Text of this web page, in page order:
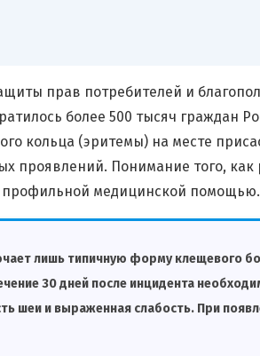
прав потребителей и
более 500 тысяч граждан
кольца (эритемы) на месте
Понимание того,
профильной медицинской помощью.
лишь типичную форму клещевого
30 дней после инцидента
шеи и выраженная слабость. При